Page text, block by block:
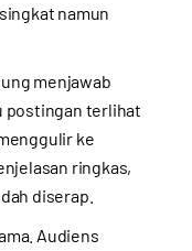
namun
menjawab
postingan terlihat
ke
ringkas,
diserap.
Audiens